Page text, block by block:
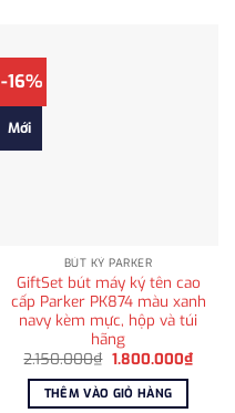
-16%
Mới
BÚT KÝ PARKER
GiftSet bút máy ký tên cao
cấp Parker PK874 màu xanh
navy kèm mực, hộp và túi
hãng
2.150.000₫ Giá
là:
2.150.000₫.
1.800.000₫Giá
THÊM VÀO GIỎ HÀNG